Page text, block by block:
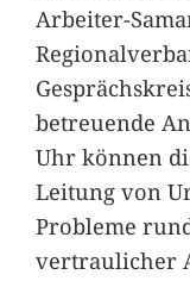
Arbeiter-
betreuende
Uhr können
Leitung von
Probleme
vertraulicher